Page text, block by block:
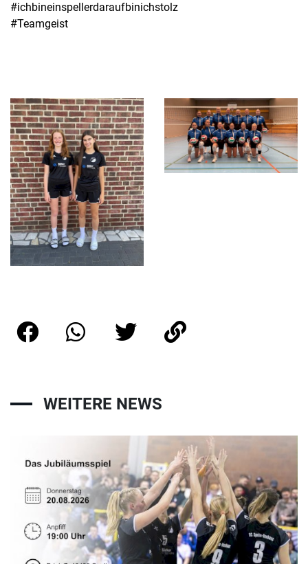
#ichbineinspellerdaraufbinichstolz
#Teamgeist
WEITERE NEWS